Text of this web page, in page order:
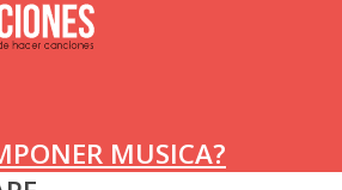
MUSICA?